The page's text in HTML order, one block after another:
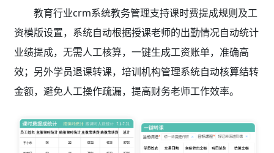
教育行业crm系统教务管理支持课时费提成规则及工
资模版设置，系统自动根据授课老师的出勤情况自动统计
业绩提成，无需人工核算，一键生成工资账单，准确高
效；另外学员退课转课，培训机构管理系统自动核算结转
金额，避免人工操作疏漏，提高财务老师工作效率。